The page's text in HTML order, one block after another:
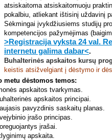
atsiskaitoma atsiskaitomuoju
pokalbiu, atliekant ištisinį uždavinį
Sėkmingai įvykdžiusiems studijų
kompetencijos pažymėjimas
>Registracija vyksta 24 val.
internetu galima dabar<.
Buhalterinės apskaitos kursų
keistis atsižvelgiant į dėstymo ir
metu dėstomos temos:
apskaitos tvarkymas.
apskaitos principai.
pavyzdinis saskaitų planas.
įrašo principas.
įrašai.
apskaita.